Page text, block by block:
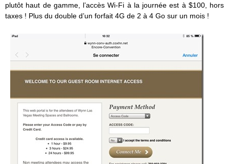
plutôt haut de gamme, l’accès Wi-Fi à la journée est à $100, hors
taxes ! Plus du double d’un forfait 4G de 2 à 4 Go sur un mois !